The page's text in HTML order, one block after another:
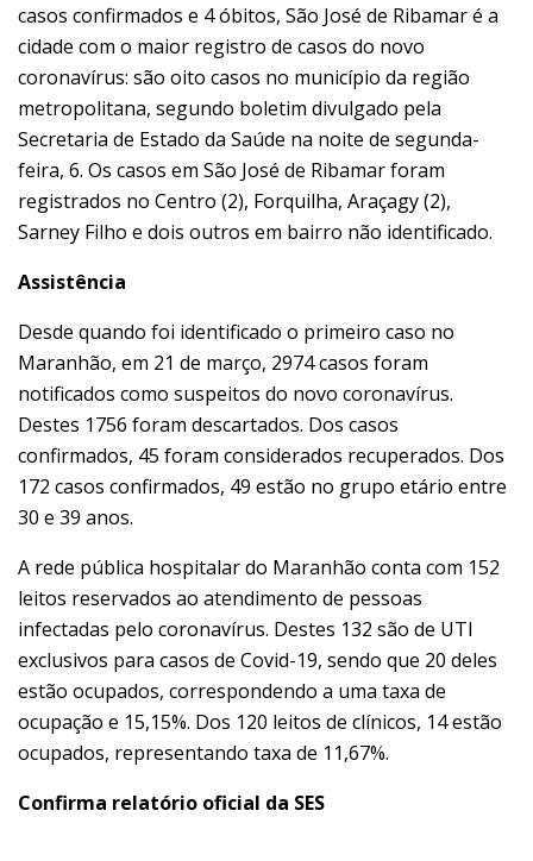
casos confirmados e 4 óbitos, São José de Ribamar é a
cidade com o maior registro de casos do novo
coronavírus: são oito casos no município da região
metropolitana, segundo boletim divulgado pela
Secretaria de Estado da Saúde na noite de segunda-
feira, 6. Os casos em São José de Ribamar foram
registrados no Centro (2), Forquilha, Araçagy (2),
Sarney Filho e dois outros em bairro não identificado.
Assistência
Desde quando foi identificado o primeiro caso no
Maranhão, em 21 de março, 2974 casos foram
notificados como suspeitos do novo coronavírus.
Destes 1756 foram descartados. Dos casos
confirmados, 45 foram considerados recuperados. Dos
172 casos confirmados, 49 estão no grupo etário entre
30 e 39 anos.
A rede pública hospitalar do Maranhão conta com 152
leitos reservados ao atendimento de pessoas
infectadas pelo coronavírus. Destes 132 são de UTI
exclusivos para casos de Covid-19, sendo que 20 deles
estão ocupados, correspondendo a uma taxa de
ocupação e 15,15%. Dos 120 leitos de clínicos, 14 estão
ocupados, representando taxa de 11,67%.
Confirma relatório oficial da SES